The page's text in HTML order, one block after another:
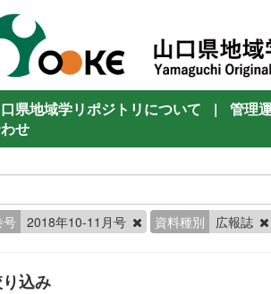
県地域学リポジトリについて |
管理
せ
号 2018年10-11月号 資料種別 広報誌
込み